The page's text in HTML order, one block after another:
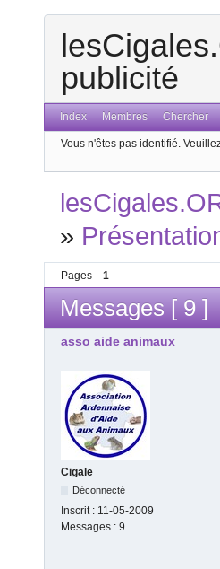
publicité
Index Membres Chercher
Vous n'êtes pas identifié.
»
Pages 1
Messages [ 9 ]
asso aide animaux
Cigale
Déconnecté
Inscrit : 11-05-2009
Messages : 9